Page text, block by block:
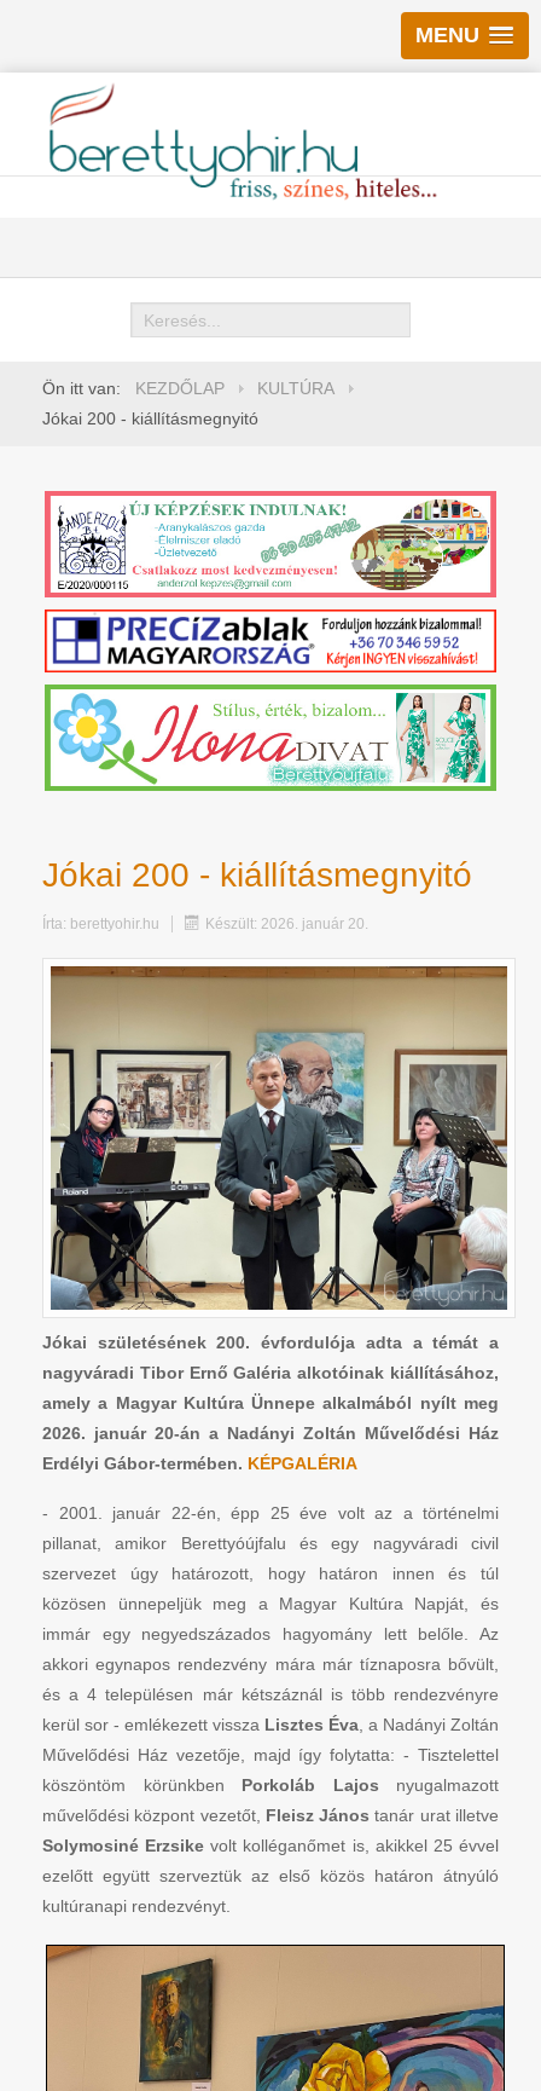
MENU
Keresés
Ön itt van: KEZDŐLAP
KULTÚRA
Jókai 200 - kiállításmegnyitó
Jókai 200 - kiállításmegnyitó
Írta: berettyohir.hu Készült: 2026. január 20.
Jókai születésének 200. évfordulója adta a témát a
nagyváradi Tibor Ernő Galéria alkotóinak kiállításához,
amely a Magyar Kultúra Ünnepe alkalmából nyílt meg
2026. január 20-án a Nadányi Zoltán Művelődési Ház
Erdélyi Gábor-termében. KÉPGALÉRIA
- 2001. január 22-én, épp 25 éve volt az a történelmi
pillanat, amikor Berettyóújfalu és egy nagyváradi civil
szervezet úgy határozott, hogy határon innen és túl
közösen ünnepeljük meg a Magyar Kultúra Napját, és
immár egy negyedszázados hagyomány lett belőle. Az
akkori egynapos rendezvény mára már tíznaposra bővült,
és a 4 településen már kétszáznál is több rendezvényre
kerül sor - emlékezett vissza Lisztes Éva , a Nadányi Zoltán
Művelődési Ház vezetője, majd így folytatta: - Tisztelettel
köszöntöm körünkben Porkoláb Lajos nyugalmazott
művelődési központ vezetőt, Fleisz János tanár urat illetve
Solymosiné Erzsike volt kolléganőmet is, akikkel 25 évvel
ezelőtt együtt szerveztük az első közös határon átnyúló
kultúranapi rendezvényt.